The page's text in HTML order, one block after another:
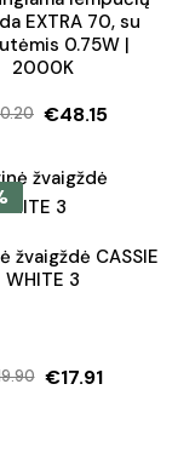
EXTRA 70, su
0.75W |
2000K
Original
was:
€60.20.
€48.15
Current
is:
€48.15.
žvaigždė CASSIE
WHITE 3
Original
€17.91
Current